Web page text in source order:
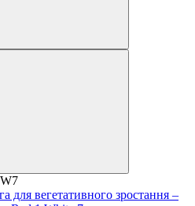
для вегетативного зростання –